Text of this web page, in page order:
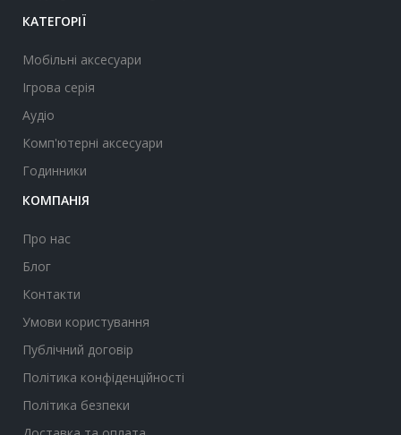
КАТЕГОРІЇ
Мобільні аксесуари
Ігрова серія
Аудіо
Комп'ютерні аксесуари
Годинники
КОМПАНІЯ
Про нас
Блог
Контакти
Умови користування
Публічний договір
Політика конфіденційності
Політика безпеки